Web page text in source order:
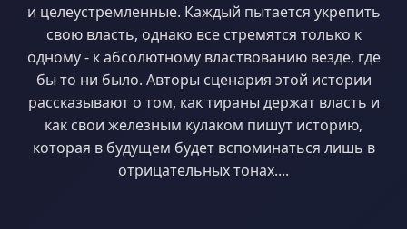
и целеустремленные. Каждый пытается укрепить
свою власть, однако все стремятся только к
одному - к абсолютному властвованию везде, где
бы то ни было. Авторы сценария этой истории
рассказывают о том, как тираны держат власть и
как свои железным кулаком пишут историю,
которая в будущем будет вспоминаться лишь в
отрицательных тонах....